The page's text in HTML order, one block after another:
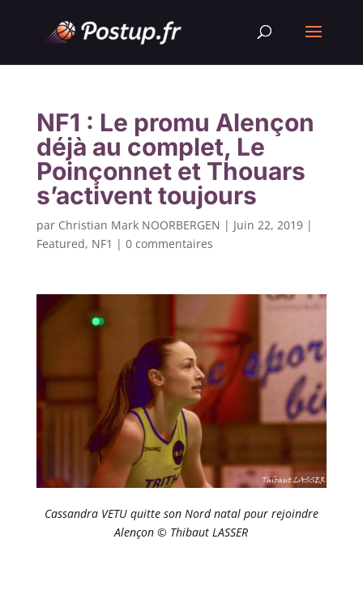
NF1 : Le promu Alençon
déjà au complet, Le
Poinçonnet et Thouars
s’activent toujours
par Christian Mark NOORBERGEN | Juin 22, 2019|
Featured, NF1 | 0 commentaires
Cassandra VETU quitte son Nord natal pour rejoindre
Alençon © Thibaut LASSER